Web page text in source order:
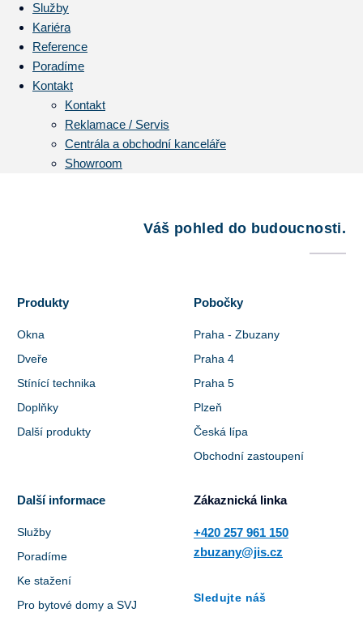
Služby
Kariéra
Reference
Poradíme
Kontakt
Kontakt
Reklamace / Servis
Centrála a obchodní kanceláře
Showroom
Váš pohled do budoucnosti.
Produkty
Okna
Dveře
Stínící technika
Doplňky
Další produkty
Pobočky
Praha - Zbuzany
Praha 4
Praha 5
Plzeň
Česká lípa
Obchodní zastoupení
Další informace
Služby
Poradíme
Ke stažení
Pro bytové domy a SVJ
Zákaznická linka
+420 257 961 150
zbuzany@jis.cz
Sledujte náš